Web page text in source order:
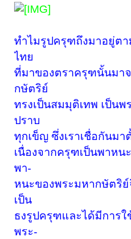
ทำไมรูปครุฑถึงมาอยู่ต
ไทย
ที่มาของตราครุฑนั้นมา
กษัตริย์
ทรงเป็นสมมุติเทพ เป็น
ปราบ
ทุกเข็ญ ซึ่งเราเชื่อกันม
เนื่องจากครุฑเป็นพาห
พา-
หนะของพระมหากษัตริ
เป็น
ธงรูปครุฑและได้มีการ
พระ-